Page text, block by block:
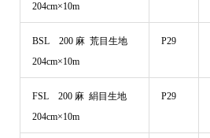
204cm×10m
BSL 200 麻 荒目生地
204cm×10m
P29
FSL 200 麻 絹目生地
204cm×10m
P29